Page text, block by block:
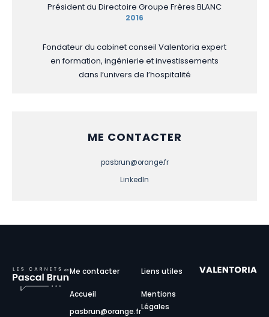
Président du Directoire Groupe Frères BLANC
2016
Fondateur du cabinet conseil Valentoria expert
en formation, ingénierie et investissements
dans l’univers de l’hospitalité
ME CONTACTER
pasbrun@orange.fr
LinkedIn
Me contacter
Accueil
pasbrun@orange.fr
Liens utiles
Mentions
Légales